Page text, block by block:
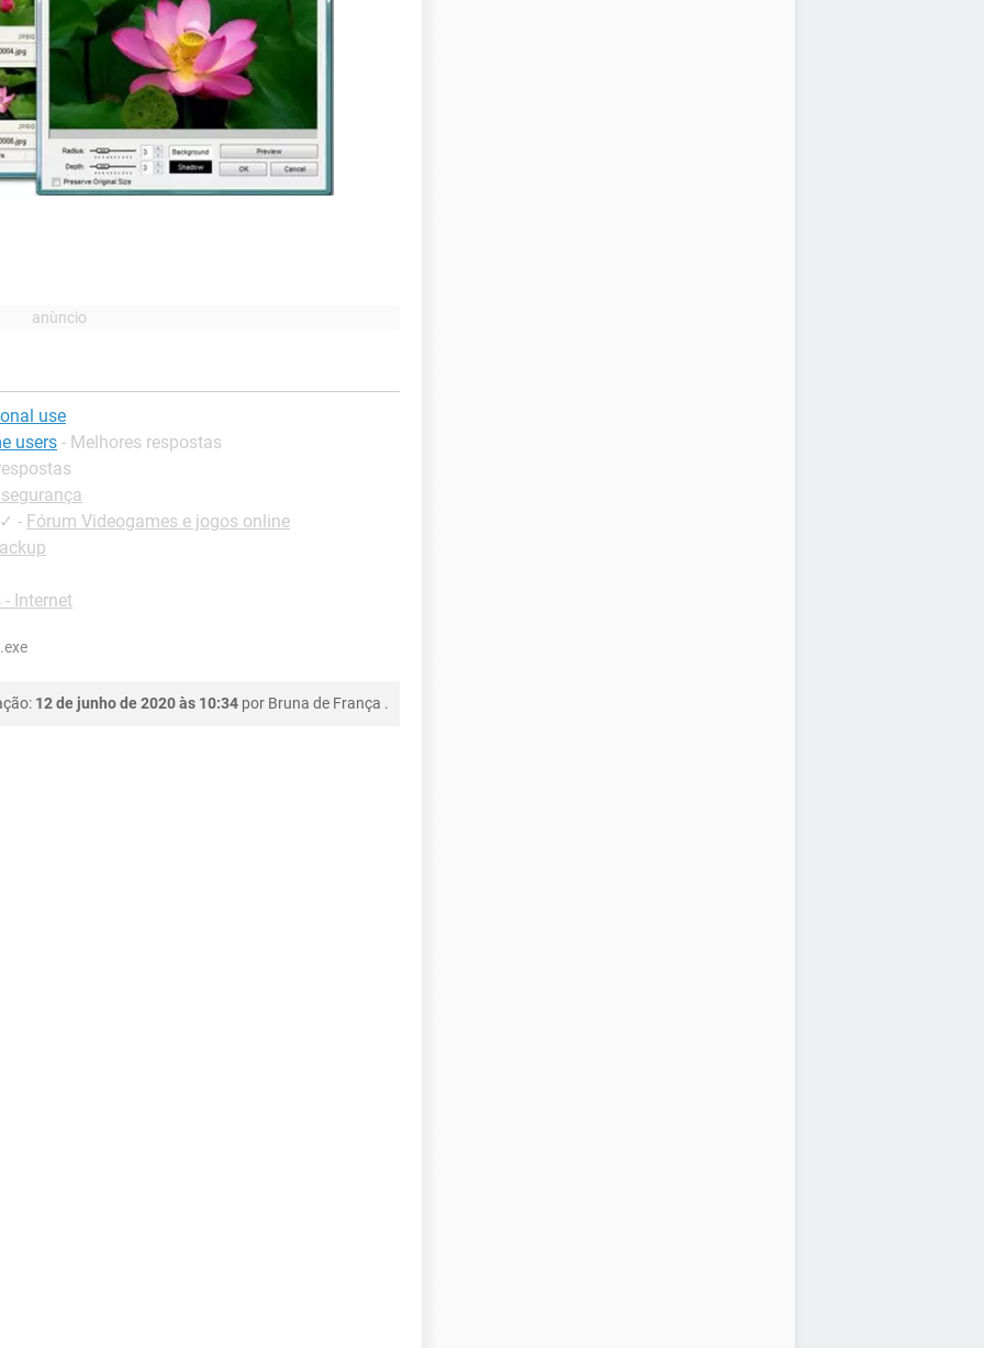
use
users - Melhores respostas
✓ - Fórum Videogames e jogos online
Internet
12 de junho de 2020 às 10:34 por Bruna de França .